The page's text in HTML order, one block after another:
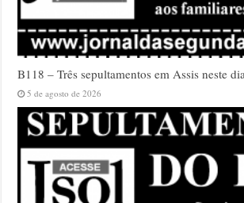
B118 – Três sepultamentos em Assis neste
5 de agosto de 2026